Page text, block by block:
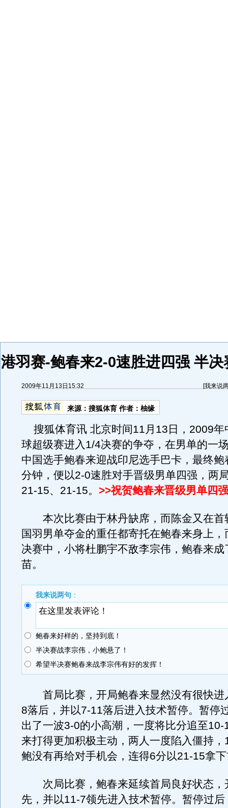
港羽赛-鲍春来2-0速胜进四强 半
2009年11月13日15:32 [我来说
来源： 搜狐体育作者：柚缘
搜狐体育讯 北京时间11月13日，2009年
球超级赛进入1/4决赛的争夺，在男单的一
中国选手鲍春来迎战印尼选手巴卡，最终
分钟，便以2-0速胜对手晋级男单四强，两
21-15、21-15。 >>祝贺鲍春来晋级男单四
本次比赛由于林丹缺席，而陈金又在首
国羽男单夺金的重任都寄托在鲍春来身上
决赛中，小将杜鹏宇不敌李宗伟，鲍春来成
苗。
我来说两句 ：
鲍春来好样的，坚持到底！
半决赛战李宗伟，小鲍悬了！
希望半决赛鲍春来战李宗伟有好的发挥！
首局比赛，开局鲍春来显然没有很快进
8落后，并以7-11落后进入技术暂停。暂停
出了一波3-0的小高潮，一度将比分追至10-
来打得更加积极主动，两人一度陷入僵持
鲍没有再给对手机会，连得6分以21-15拿
次局比赛，鲍春来延续首局良好状态，
先，并以11-7领先进入技术暂停。暂停过